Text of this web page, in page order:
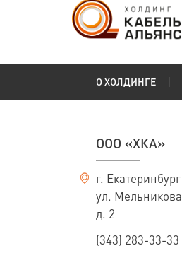
О ХОЛДИНГЕ
ООО «ХКА»
г. Екатеринбург
ул. Мельникова,
д. 2
(343) 283-33-33